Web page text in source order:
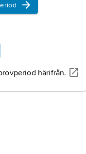
härifrån.